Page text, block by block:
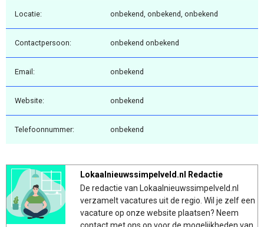
Locatie: onbekend, onbekend, onbekend
Contactpersoon: onbekend onbekend
Email: onbekend
Website: onbekend
Telefoonnummer: onbekend
Lokaalnieuwssimpelveld.nl Redactie
De redactie van Lokaalnieuwssimpelveld.nl
verzamelt vacatures uit de regio. Wil je zelf een
vacature op onze website plaatsen? Neem
contact met ons op voor de mogelijkheden van